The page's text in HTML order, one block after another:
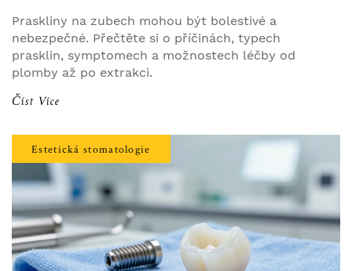
Praskliny na zubech mohou být bolestivé a
nebezpečné. Přečtěte si o příčinách, typech
prasklin, symptomech a možnostech léčby od
plomby až po extrakci.
Číst Více
Estetická stomatologie